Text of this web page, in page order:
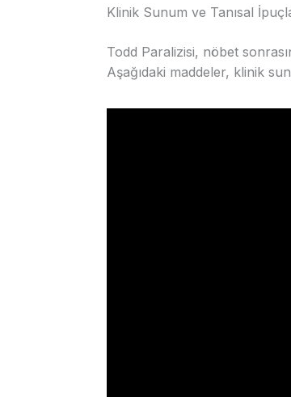
Klinik Sunum ve Tanısal
Todd Paralizisi, nöbet
Aşağıdaki maddeler, klinik